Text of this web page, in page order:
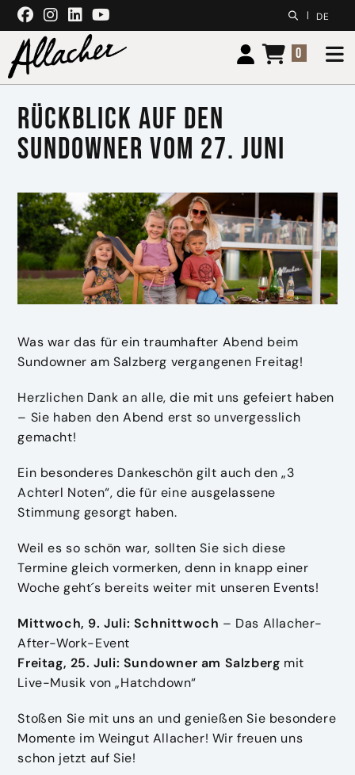
Zum Inhalt springen
| DE
0
Rückblick auf den
Sundowner vom 27. Juni
Was war das für ein traumhafter Abend beim
Sundowner am Salzberg vergangenen Freitag!
Herzlichen Dank an alle, die mit uns gefeiert haben
– Sie haben den Abend erst so unvergesslich
gemacht!
Ein besonderes Dankeschön gilt auch den „3
Achterl Noten“, die für eine ausgelassene
Stimmung gesorgt haben.
Weil es so schön war, sollten Sie sich diese
Termine gleich vormerken, denn in knapp einer
Woche geht´s bereits weiter mit unseren Events!
Mittwoch, 9. Juli: Schnittwoch – Das Allacher-
After-Work-Event
Freitag, 25. Juli: Sundowner am Salzberg mit
Live-Musik von „Hatchdown“
Stoßen Sie mit uns an und genießen Sie besondere
Momente im Weingut Allacher! Wir freuen uns
schon jetzt auf Sie!